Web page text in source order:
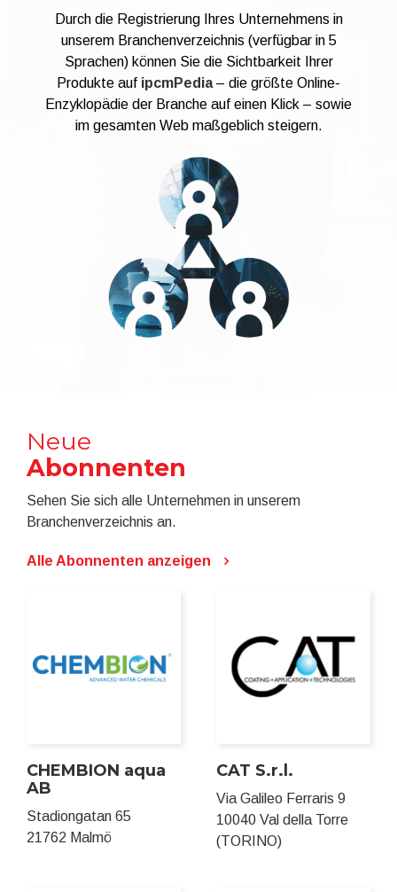
Durch die Registrierung Ihres Unternehmens in
unserem Branchenverzeichnis (verfügbar in 5
Sprachen) können Sie die Sichtbarkeit Ihrer
Produkte auf ipcmPedia– die größte Online-
Enzyklopädie der Branche auf einen Klick – sowie
im gesamten Web maßgeblich steigern.
Neue
Abonnenten
Sehen Sie sich alle Unternehmen in unserem
Branchenverzeichnis an.
Alle Abonnenten anzeigen
CHEMBION aqua
AB
Stadiongatan 65
21762 Malmö
CAT S.r.l.
Via Galileo Ferraris 9
10040 Val della Torre
(TORINO)